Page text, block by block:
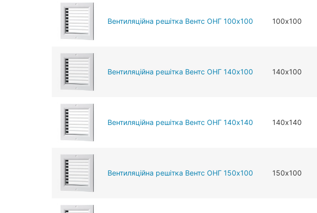
Вентиляційна решітка Вентс ОНГ 100х100 100х100
Вентиляційна решітка Вентс ОНГ 140х100 140х100
Вентиляційна решітка Вентс ОНГ 140х140 140х140
Вентиляційна решітка Вентс ОНГ 150х100 150х100